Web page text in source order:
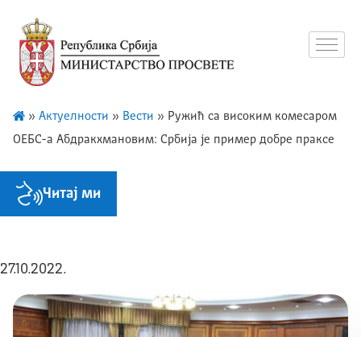
» Актуелности » Вести » Ружић са високим комесаром
ОЕБС-a Абдракхмановим: Србија је пример добре праксе
Читај ми
27.10.2022.